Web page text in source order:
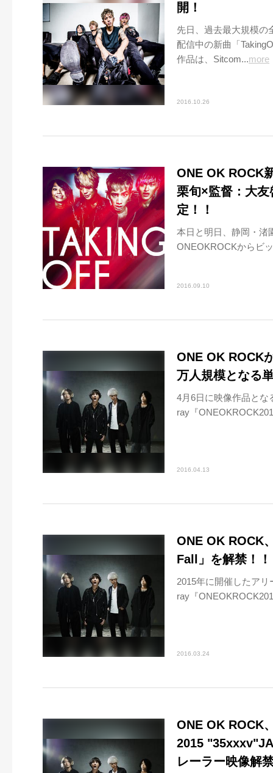
開！
先日、過去最大規模の
配信中の新曲「
作品は、Sitcom...more
2016.10.26
ONE OK ROCK
栗旬×監督：大
定！！
本日と明日、静岡・渚
ONEOKROCKからビ
2016.09.10
ONE OK ROCK
万人規模となる
4月6日に映像作品とな
ray『
2016.04.13
ONE OK ROCK
Fall」を解禁！！
2015年に開催したア
ray『
2016.03.24
ONE OK ROCK
2015
レーラー映像解